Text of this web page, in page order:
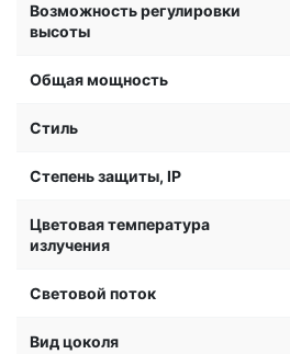
Возможность регулировки
высоты
Общая мощность
Стиль
Степень защиты, IP
Цветовая температура
излучения
Световой поток
Вид цоколя